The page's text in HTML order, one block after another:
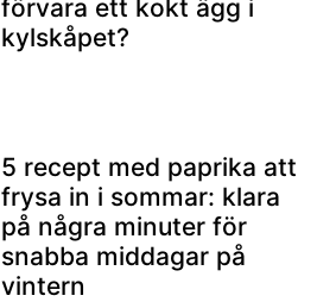
förvara ett kokt ägg i
kylskåpet?
5 recept med paprika att
frysa in i sommar: klara
på några minuter för
snabba middagar på
vintern